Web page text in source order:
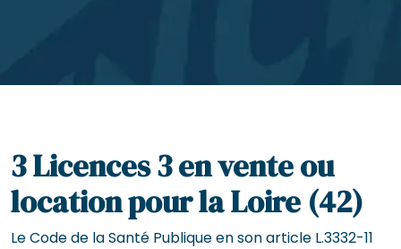
3 Licences 3 en vente ou
location pour la Loire (42)
Le Code de la Santé Publique en son article L.3332-11